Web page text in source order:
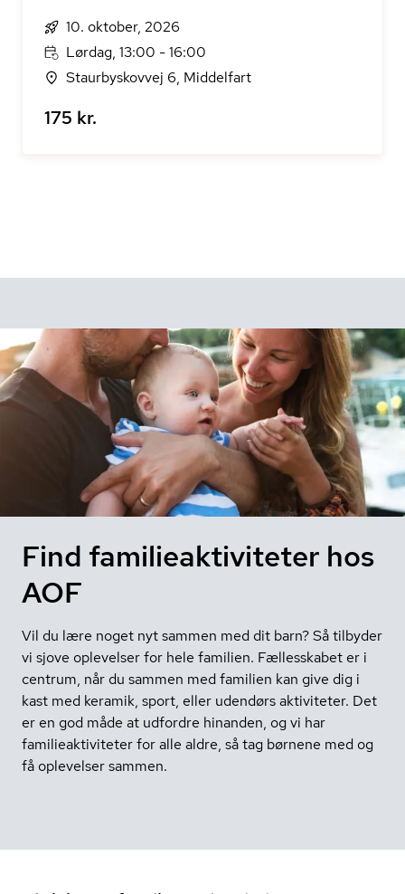
10. oktober, 2026
Lørdag, 13:00 - 16:00
Staurbyskovvej 6, Middelfart
175 kr.
Find familieaktiviteter hos
AOF
Vil du lære noget nyt sammen med dit barn? Så tilbyder
vi sjove oplevelser for hele familien. Fællesskabet er i
centrum, når du sammen med familien kan give dig i
kast med keramik, sport, eller udendørs aktiviteter. Det
er en god måde at udfordre hinanden, og vi har
familieaktiviteter for alle aldre, så tag børnene med og
få oplevelser sammen.